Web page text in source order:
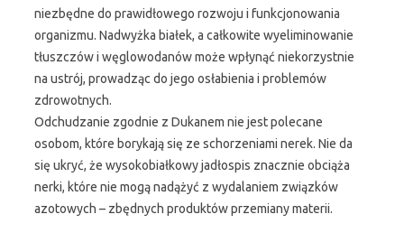
niezbędne do prawidłowego rozwoju i funkcjonowania
organizmu. Nadwyżka białek, a całkowite wyeliminowanie
tłuszczów i węglowodanów może wpłynąć niekorzystnie
na ustrój, prowadząc do jego osłabienia i problemów
zdrowotnych.
Odchudzanie zgodnie z Dukanem nie jest polecane
osobom, które borykają się ze schorzeniami nerek. Nie da
się ukryć, że wysokobiałkowy jadłospis znacznie obciąża
nerki, które nie mogą nadążyć z wydalaniem związków
azotowych – zbędnych produktów przemiany materii.